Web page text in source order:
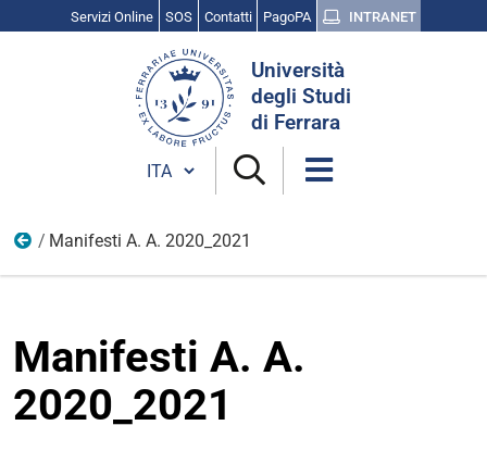
Servizi Online SOS Contatti PagoPA INTRANET
Università
degli Studi
di Ferrara
Cambia lingua
MATERIALE
Manifesti A. A. 2020_2021
Manifesti A. A.
2020_2021